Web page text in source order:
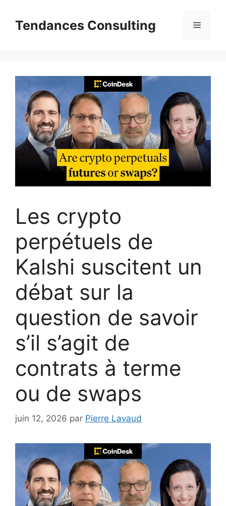
contenuTendances Consulting Menu
Les crypto
perpétuels de
Kalshi suscitent un
débat sur la
question de savoir
s’il s’agit de
contrats à terme
ou de swaps
juin 12, 2026 par Pierre Lavaud